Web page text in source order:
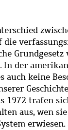
die
der
auch keine
1972 trafen
aus, wen